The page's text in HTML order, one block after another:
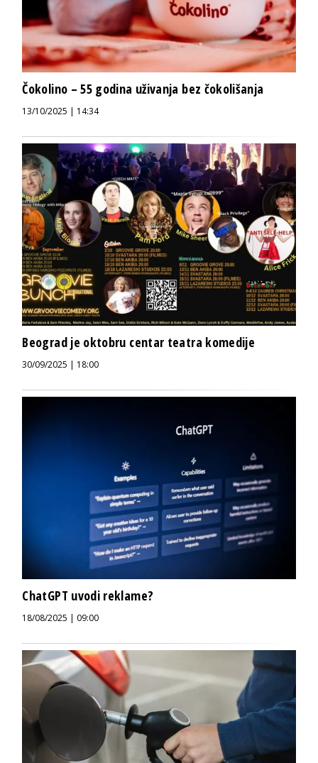
Čokolino – 55 godina uživanja bez čokolišanja
13/10/2025 | 14:34
Beograd je oktobru centar teatra komedije
30/09/2025 | 18:00
ChatGPT uvodi reklame?
18/08/2025 | 09:00